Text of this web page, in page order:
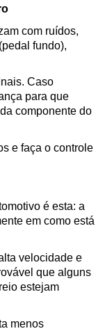
com ruídos,
fundo),
Caso
para que
componente do
e faça o controle
é esta: a
em como está
velocidade e
que alguns
estejam
menos